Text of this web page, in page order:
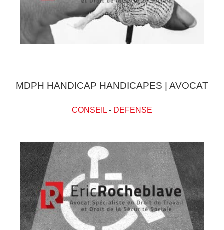
MDPH HANDICAP HANDICAPES | AVOCAT
CONSEIL- DEFENSE